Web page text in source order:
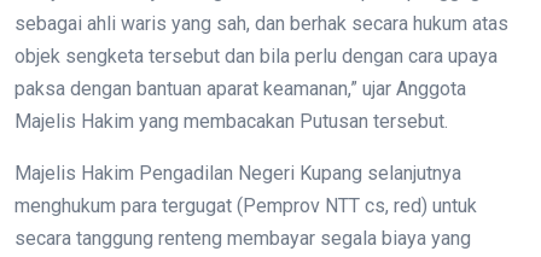
sebagai ahli waris yang sah, dan berhak secara hukum atas
objek sengketa tersebut dan bila perlu dengan cara upaya
paksa dengan bantuan aparat keamanan,” ujar Anggota
Majelis Hakim yang membacakan Putusan tersebut.
Majelis Hakim Pengadilan Negeri Kupang selanjutnya
menghukum para tergugat (Pemprov NTT cs, red) untuk
secara tanggung renteng membayar segala biaya yang